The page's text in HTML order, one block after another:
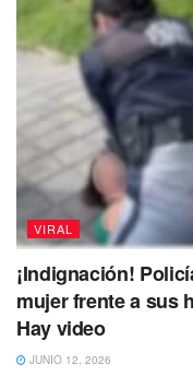
VIRAL
¡Indignación!
mujer frente a sus
Hay video
JUNIO 12, 2026